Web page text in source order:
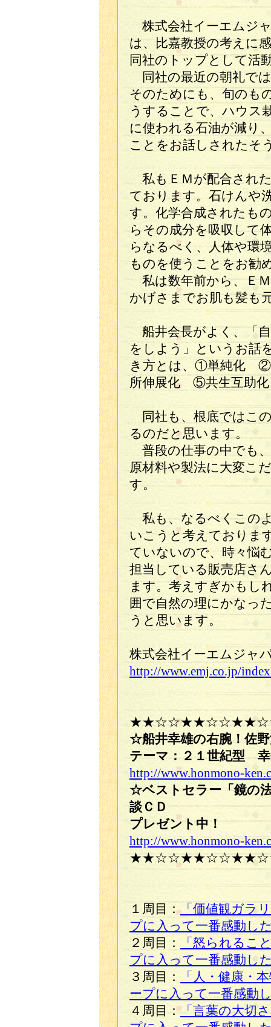
株式会社イーエムジ
は、比嘉教授の考えに
同社のトップとして活
同社の最近の朝礼で
そのためにも、旬のも
うすることで、ハウス
に使われる石油が減り
ことをお話しされたそ
私もＥＭが配合され
ております。石けんや
す。化学合成されたも
らその成分を吸収して
らなるべく、人体や環
ものを使うことをお勧
私は数年前から、Ｅ
かげさまでお肌も髪も
船井会長がよく、「
をしよう」というお話
き方とは、①単純化
所伸展化 ⑤共生互助
同社も、根底ではこ
るのだと思います。
普段の仕事の中でも
原材料や製法に大変こ
す。
私も、なるべくこの
いこうと考えておりま
ていないので、時々悩
担当している販売店さ
ます。考えすぎかもし
囲で自然の理にかなっ
うと思います。
株式会社イーエムジ
http://www.emj.co.jp/
☆船井幸雄の右腕！佐
テーマ：２１世紀型
http://www.honmono-
☆ベストセラー「鏡の
談ＣＤ
プレゼント中！
http://www.honmono-
１周目：「価値観ガラ
プに入って一番感動し
２周目：
「怒られるこ
プに入って一番感動し
３周目：
「人・健康・
ープに入って一番感動
４周目：「言葉の大切